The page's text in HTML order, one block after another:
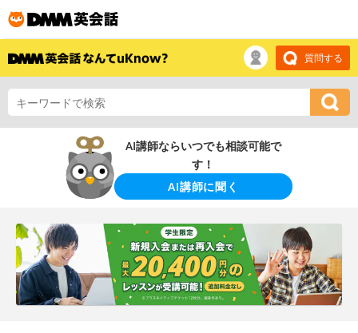
質問する
AI講師ならいつでも相談可能で
す！
AI講師に聞く